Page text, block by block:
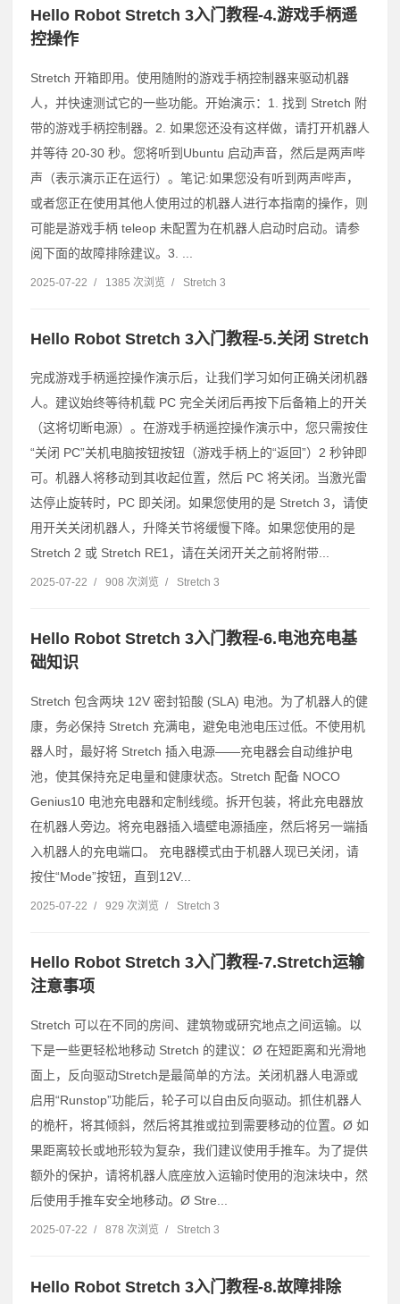
Hello Robot Stretch 3入门教程-4.游戏手柄遥
控操作
Stretch 开箱即用。使用随附的游戏手柄控制器来驱动机器
人，并快速测试它的一些功能。开始演示：1. 找到 Stretch 附
带的游戏手柄控制器。2. 如果您还没有这样做，请打开机器人
并等待 20-30 秒。您将听到Ubuntu 启动声音，然后是两声哔
声（表示演示正在运行）。笔记:如果您没有听到两声哔声，
或者您正在使用其他人使用过的机器人进行本指南的操作，则
可能是游戏手柄 teleop 未配置为在机器人启动时启动。请参
阅下面的故障排除建议。3. ...
2025-07-22 / 1385 次浏览 / Stretch 3
Hello Robot Stretch 3入门教程-5.关闭 Stretch
完成游戏手柄遥控操作演示后，让我们学习如何正确关闭机器
人。建议始终等待机载 PC 完全关闭后再按下后备箱上的开关
（这将切断电源）。在游戏手柄遥控操作演示中，您只需按住
“关闭 PC”关机电脑按钮按钮（游戏手柄上的“返回”）2 秒钟即
可。机器人将移动到其收起位置，然后 PC 将关闭。当激光雷
达停止旋转时，PC 即关闭。如果您使用的是 Stretch 3，请使
用开关关闭机器人，升降关节将缓慢下降。如果您使用的是
Stretch 2 或 Stretch RE1，请在关闭开关之前将附带...
2025-07-22 / 908 次浏览 / Stretch 3
Hello Robot Stretch 3入门教程-6.电池充电基
础知识
Stretch 包含两块 12V 密封铅酸 (SLA) 电池。为了机器人的健
康，务必保持 Stretch 充满电，避免电池电压过低。不使用机
器人时，最好将 Stretch 插入电源——充电器会自动维护电
池，使其保持充足电量和健康状态。Stretch 配备 NOCO
Genius10 电池充电器和定制线缆。拆开包装，将此充电器放
在机器人旁边。将充电器插入墙壁电源插座，然后将另一端插
入机器人的充电端口。 充电器模式由于机器人现已关闭，请
按住“Mode”按钮，直到12V...
2025-07-22 / 929 次浏览 / Stretch 3
Hello Robot Stretch 3入门教程-7.Stretch运输
注意事项
Stretch 可以在不同的房间、建筑物或研究地点之间运输。以
下是一些更轻松地移动 Stretch 的建议：Ø 在短距离和光滑地
面上，反向驱动Stretch是最简单的方法。关闭机器人电源或
启用“Runstop”功能后，轮子可以自由反向驱动。抓住机器人
的桅杆，将其倾斜，然后将其推或拉到需要移动的位置。Ø 如
果距离较长或地形较为复杂，我们建议使用手推车。为了提供
额外的保护，请将机器人底座放入运输时使用的泡沫块中，然
后使用手推车安全地移动。Ø Stre...
2025-07-22 / 878 次浏览 / Stretch 3
Hello Robot Stretch 3入门教程-8.故障排除